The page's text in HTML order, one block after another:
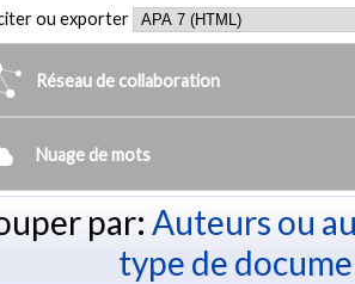
ou exporter
Réseau de collaboration
Nuage de mots
par: Auteurs ou
type de